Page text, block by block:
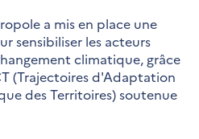
a mis en place une
sensibiliser les acteurs
climatique, grâce
(Trajectoires d'Adaptation
des Territoires) soutenue